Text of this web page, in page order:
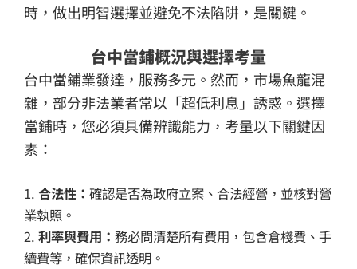
時，做出明智選擇並避免不法陷阱，是關鍵。
台中當鋪概況與選擇考量
台中當鋪業發達，服務多元。然而，市場魚龍混
雜，部分非法業者常以「超低利息」誘惑。選擇
當鋪時，您必須具備辨識能力，考量以下關鍵因
素：
1. 合法性： 確認是否為政府立案、合法經營，並核對營
業執照。
2. 利率與費用： 務必問清楚所有費用，包含倉棧費、手
續費等，確保資訊透明。